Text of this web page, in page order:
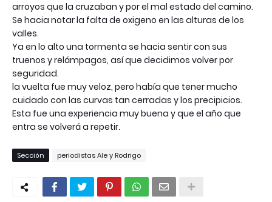
arroyos que la cruzaban y por el mal estado del camino.
Se hacia notar la falta de oxigeno en las alturas de los
valles.
Ya en lo alto una tormenta se hacia sentir con sus
truenos yrelámpagos, asíque decidimos volver por
seguridad.
la vuelta fue muy veloz, pero había que tener mucho
cuidado con las curvas tan cerradas y los precipicios.
Esta fue una experiencia muy buena y que el año que
entra se volveráa repetir.
Sección periodistas Ale y Rodrigo